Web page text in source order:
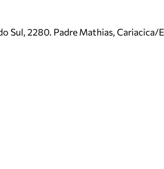
Sul, 2280. Padre Mathias,